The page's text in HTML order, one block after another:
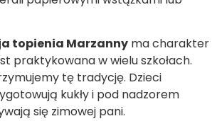
topienia Marzanny ma charakter
praktykowana w wielu szkołach.
tę tradycję. Dzieci
kukły i pod nadzorem
się zimowej pani.